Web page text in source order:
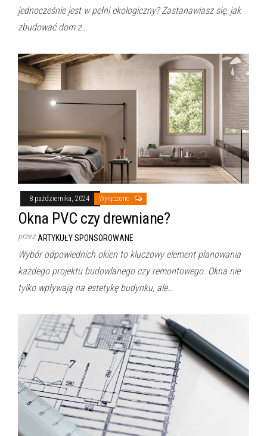
jednocześnie jest w pełni ekologiczny? Zastanawiasz się, jak
zbudować dom z…
8 października, 2024 Wyłączono
Okna PVC czy drewniane?
przez ARTYKUŁY SPONSOROWANE
Wybór odpowiednich okien to kluczowy element planowania
każdego projektu budowlanego czy remontowego. Okna nie
tylko wpływają na estetykę budynku, ale…